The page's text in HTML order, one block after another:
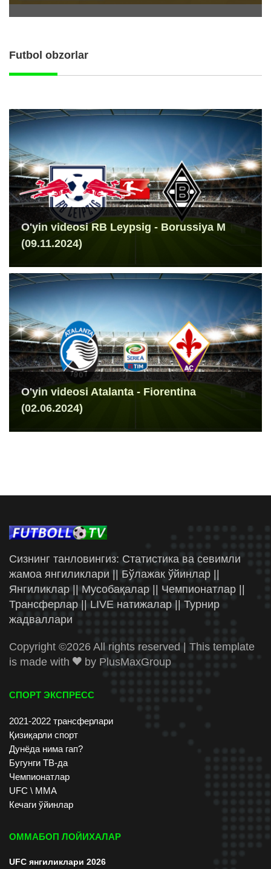
Futbol obzorlar
O'yin videosi RB Leypsig - Borussiya M
(09.11.2024)
O'yin videosi Atalanta - Fiorentina
(02.06.2024)
Сизнинг танловингиз: Статистика ва севимли
жамоа янгиликлари || Бўлажак ўйинлар ||
Янгиликлар || Мусобақалар || Чемпионатлар ||
Трансферлар || LIVE натижалар || Турнир
жадваллари
Copyright ©2026 All rights reserved | This template
is made with
by PlusMaxGroup
СПОРТ ЭКСПРЕСС
2021-2022 трансферлари
Қизиқарли спорт
Дунёда нима гап?
Бугунги ТВ-да
Чемпионатлар
UFC \ ММА
Кечаги ўйинлар
ОММАБОП ЛОЙИХАЛАР
UFC янгиликлари 2026